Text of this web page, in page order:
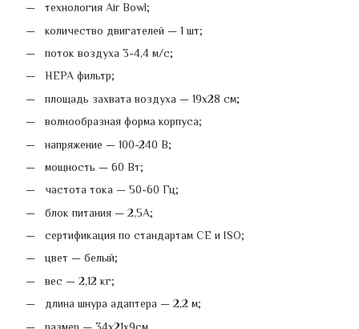
технология Air Bowl;
количество двигателей — 1 шт;
поток воздуха 3-4,4 м/с;
HEPA фильтр;
площадь захвата воздуха — 19х28 см;
волнообразная форма корпуса;
напряжение — 100-240 В;
мощность — 60 Вт;
частота тока — 50-60 Гц;
блок питания — 2,5А;
сертификация по стандартам CE и ISO;
цвет — белый;
вес — 2,12 кг;
длина шнура адаптера — 2,2 м;
размер — 34х21х9см.